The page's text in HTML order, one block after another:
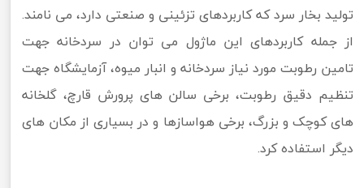
تولید بخار سرد که کاربردهای تزئینی و صنعتی دارد، می نامند.
از جمله کاربردهای این ماژول می توان در سردخانه جهت
تامین رطوبت مورد نیاز سردخانه و انبار میوه، آزمایشگاه جهت
تنظیم دقیق رطوبت، برخی سالن های پرورش قارچ، گلخانه
های کوچک و بزرگ، برخی هواسازها و در بسیاری از مکان های
دیگر استفاده کرد.